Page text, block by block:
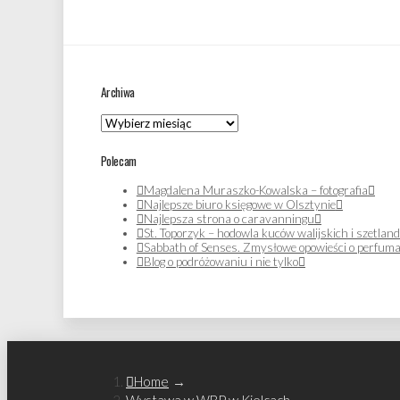
Archiwa
Archiwa
Polecam
Magdalena Muraszko-Kowalska – fotografia
Najlepsze biuro księgowe w Olsztynie
Najlepsza strona o caravanningu
St. Toporzyk – hodowla kuców walijskich i
Sabbath of Senses. Zmysłowe opowieści o
Blog o podróżowaniu i nie tylko
Home →